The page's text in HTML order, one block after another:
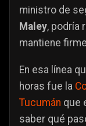
ministro de
Maley, podría
mantiene
En esa línea
horas fue la
Tucumán que
saber qué